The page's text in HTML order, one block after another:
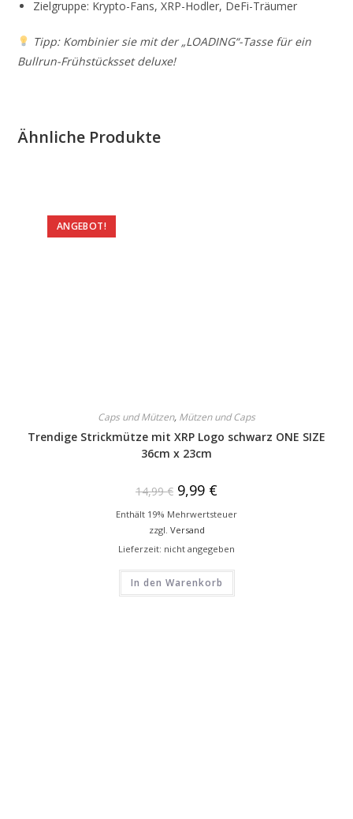
Zielgruppe: Krypto-Fans, XRP-Hodler, DeFi-Träumer
Tipp: Kombinier sie mit der „LOADING“-Tasse für ein
Bullrun-Frühstücksset deluxe!
Ähnliche Produkte
ANGEBOT!
Caps und Mützen, Mützen und Caps
Trendige Strickmütze mit XRP Logo schwarz ONE SIZE
36cm x 23cm
14,99€ 9,99 €
Enthält 19% Mehrwertsteuer
zzgl. Versand
Lieferzeit: nicht angegeben
In den Warenkorb